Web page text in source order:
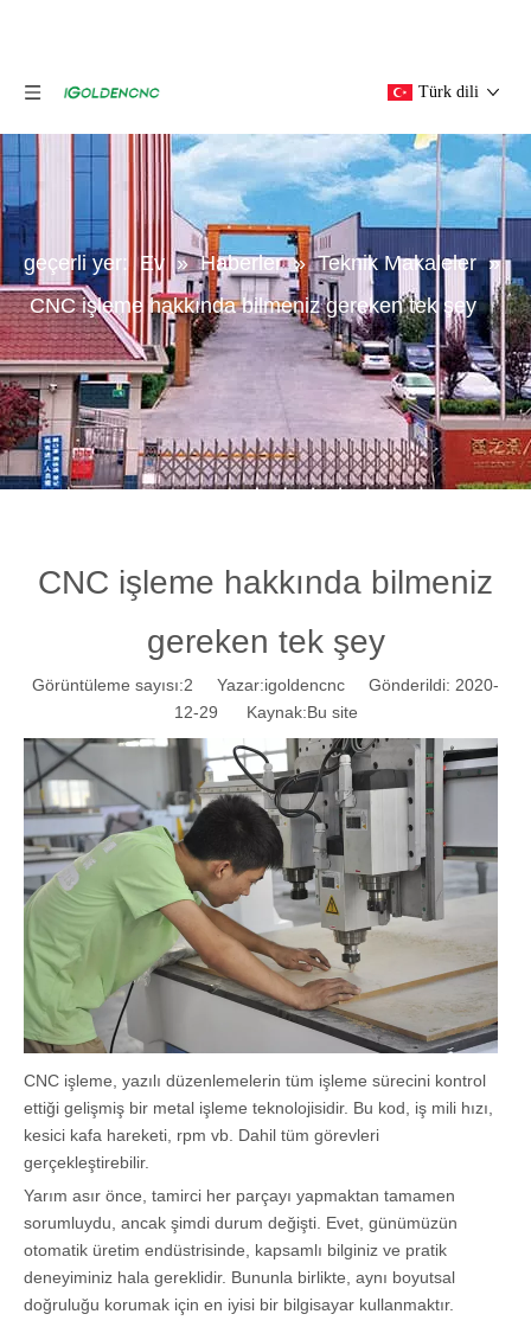
Türk dili
geçerli yer: Ev » Haberler » Teknik Makaleler »
CNC işleme hakkında bilmeniz gereken tek şey
CNC işleme hakkında bilmeniz
gereken tek şey
Görüntüleme sayısı:2 Yazar:igoldencnc Gönderildi: 2020-
12-29 Kaynak:Bu site
CNC işleme, yazılı düzenlemelerin tüm işleme sürecini kontrol
ettiği gelişmiş bir metal işleme teknolojisidir. Bu kod, iş mili hızı,
kesici kafa hareketi, rpm vb. Dahil tüm görevleri
gerçekleştirebilir.
Yarım asır önce, tamirci her parçayı yapmaktan tamamen
sorumluydu, ancak şimdi durum değişti. Evet, günümüzün
otomatik üretim endüstrisinde, kapsamlı bilginiz ve pratik
deneyiminiz hala gereklidir. Bununla birlikte, aynı boyutsal
doğruluğu korumak için en iyisi bir bilgisayar kullanmaktır.